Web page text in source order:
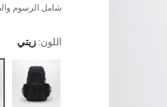
شامل الرسوم
اللون:زيتي